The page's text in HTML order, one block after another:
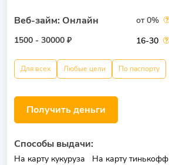
Веб-займ: Онлайн
1500 - 30000 ₽
от 0%
16-30
Для всех Любые цели По паспорту
Получить деньги
Способы выдачи:
На карту кукуруза На карту тинькофф